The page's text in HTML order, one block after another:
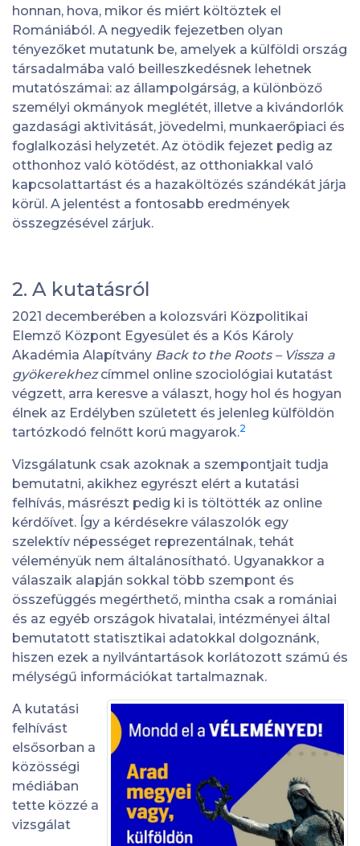
honnan, hova, mikor és miért költöztek el
Romániából. A negyedik fejezetben olyan
tényezőket mutatunk be, amelyek a külföldi ország
társadalmába való beilleszkedésnek lehetnek
mutatószámai: az állampolgárság, a különböző
személyi okmányok meglétét, illetve a kivándorlók
gazdasági aktivitását, jövedelmi, munkaerőpiaci és
foglalkozási helyzetét. Az ötödik fejezet pedig az
otthonhoz való kötődést, az otthoniakkal való
kapcsolattartást és a hazaköltözés szándékát járja
körül. A jelentést a fontosabb eredmények
összegzésével zárjuk.
2. A kutatásról
2021 decemberében a kolozsvári Közpolitikai
Elemző Központ Egyesület és a Kós Károly
Akadémia Alapítvány Back to the Roots – Vissza a
gyökerekhezcímmel online szociológiai kutatást
végzett, arra keresve a választ, hogy hol és hogyan
élnek az Erdélyben született és jelenleg külföldön
tartózkodó felnőtt korú magyarok.2
Vizsgálatunk csak azoknak a szempontjait tudja
bemutatni, akikhez egyrészt elért a kutatási
felhívás, másrészt pedig ki is töltötték az online
kérdőívet. Így a kérdésekre válaszolók egy
szelektív népességet reprezentálnak, tehát
véleményük nem általánosítható. Ugyanakkor a
válaszaik alapján sokkal több szempont és
összefüggés megérthető, mintha csak a romániai
és az egyéb országok hivatalai, intézményei által
bemutatott statisztikai adatokkal dolgoznánk,
hiszen ezek a nyilvántartások korlátozott számú és
mélységű információkat tartalmaznak.
A kutatási
felhívást
elsősorban a
közösségi
médiában
tette közzé a
vizsgálat